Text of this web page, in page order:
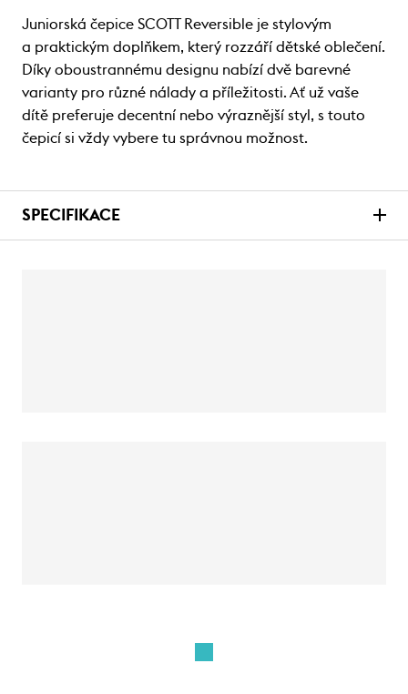
Juniorská čepice SCOTT Reversible je stylovým
a praktickým doplňkem, který rozzáří dětské oblečení.
Díky oboustrannému designu nabízí dvě barevné
varianty pro různé nálady a příležitosti. Ať už vaše
dítě preferuje decentní nebo výraznější styl, s touto
čepicí si vždy vybere tu správnou možnost.
SPECIFIKACE